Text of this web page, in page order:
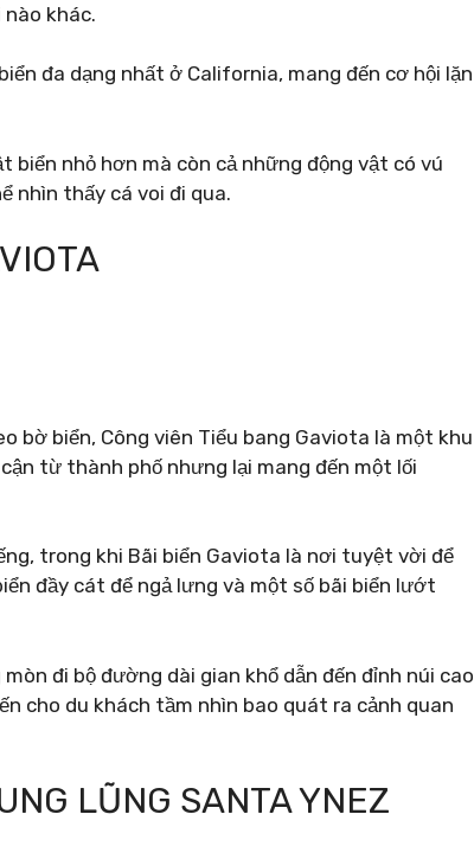
khác.
đa dạng nhất ở California, mang đến cơ hội lặn
biển nhỏ hơn mà còn cả những động vật có vú
nhìn thấy cá voi đi qua.
bờ biển, Công viên Tiểu bang Gaviota là một khu
từ thành phố nhưng lại mang đến một lối
trong khi Bãi biển Gaviota là nơi tuyệt vời để
đầy cát để ngả lưng và một số bãi biển lướt
đi bộ đường dài gian khổ dẫn đến đỉnh núi cao
cho du khách tầm nhìn bao quát ra cảnh quan
LŨNG SANTA YNEZ